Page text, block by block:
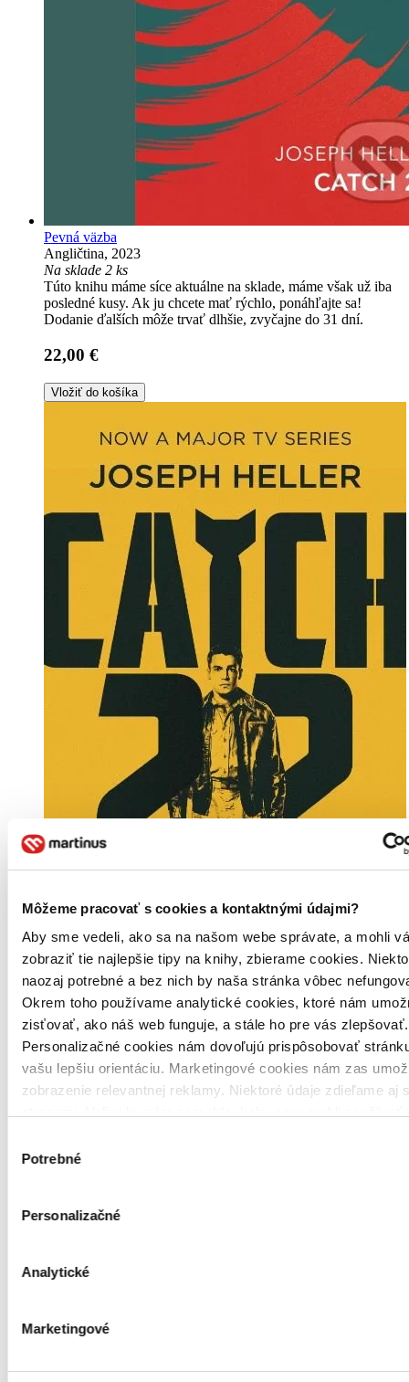
Môžeme pracovať s cookies a kontaktnými údajmi?
Aby sme vedeli, ako sa na našom webe správate, a mohli
zobraziť tie najlepšie tipy na knihy, zbierame cookies.
naozaj potrebné a bez nich by naša stránka vôbec
Okrem toho používame analytické cookies, ktoré nám
zisťovať, ako náš web funguje, a stále ho pre vás zlepšovať.
Personalizačné cookies nám dovoľujú prispôsobovať
vašu lepšiu orientáciu. Marketingové cookies nám zas
zobrazenie relevantnej reklamy. Niektoré údaje zdieľame aj
súhlasu
Potrebné
Personalizačné
Analytické
Marketingové
Pevná väzba
Angličtina, 2023
Na sklade 2 ks
Túto knihu máme síce aktuálne na sklade, máme však už iba
posledné kusy. Ak ju chcete mať rýchlo, ponáhľajte sa!
Dodanie ďalších môže trvať dlhšie, zvyčajne do 31 dní.
22,00 €
Vložiť do košíka
Brožovaná väzba
Angličtina, 2019
Na sklade 3 ks
Túto knihu máme síce aktuálne na sklade, máme však už iba
posledné kusy. Ak ju chcete mať rýchlo, ponáhľajte sa!
Dodanie ďalších môže trvať dlhšie, zvyčajne do 31 dní.
14,40 €
Brožovaná väzba